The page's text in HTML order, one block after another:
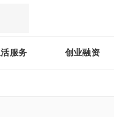
服务 创业融资